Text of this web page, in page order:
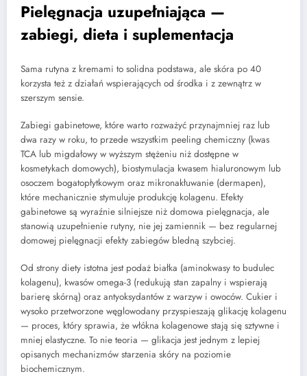
Pielęgnacja uzupełniająca —
zabiegi, dieta i suplementacja
Sama rutyna z kremami to solidna podstawa, ale skóra po 40
korzysta też z działań wspierających od środka i z zewnątrz w
szerszym sensie.
Zabiegi gabinetowe, które warto rozważyć przynajmniej raz lub
dwa razy w roku, to przede wszystkim peeling chemiczny (kwas
TCA lub migdałowy w wyższym stężeniu niż dostępne w
kosmetykach domowych), biostymulacja kwasem hialuronowym lub
osoczem bogatopłytkowym oraz mikronakłuwanie (dermapen),
które mechanicznie stymuluje produkcję kolagenu. Efekty
gabinetowe są wyraźnie silniejsze niż domowa pielęgnacja, ale
stanowią uzupełnienie rutyny, nie jej zamiennik — bez regularnej
domowej pielęgnacji efekty zabiegów bledną szybciej.
Od strony diety istotna jest podaż białka (aminokwasy to budulec
kolagenu), kwasów omega-3 (redukują stan zapalny i wspierają
barierę skórną) oraz antyoksydantów z warzyw i owoców. Cukier i
wysoko przetworzone węglowodany przyspieszają glikację kolagenu
— proces, który sprawia, że włókna kolagenowe stają się sztywne i
mniej elastyczne. To nie teoria — glikacja jest jednym z lepiej
opisanych mechanizmów starzenia skóry na poziomie
biochemicznym.